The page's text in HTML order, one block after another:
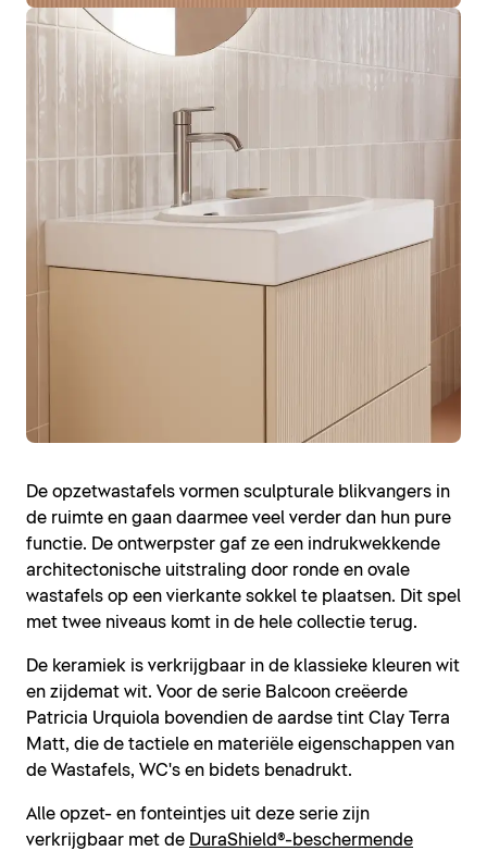
De opzetwastafels vormen sculpturale blikvangers in
de ruimte en gaan daarmee veel verder dan hun pure
functie. De ontwerpster gaf ze een indrukwekkende
architectonische uitstraling door ronde en ovale
wastafels op een vierkante sokkel te plaatsen. Dit spel
met twee niveaus komt in de hele collectie terug.
De keramiek is verkrijgbaar in de klassieke kleuren wit
en zijdemat wit. Voor de serie Balcoon creëerde
Patricia Urquiola bovendien de aardse tint Clay Terra
Matt, die de tactiele en materiële eigenschappen van
de Wastafels, WC's en bidets benadrukt.
Alle opzet- en fonteintjes uit deze serie zijn
verkrijgbaar met de DuraShield®-beschermende